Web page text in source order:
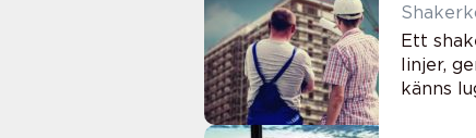
Ett
linjer,
känns